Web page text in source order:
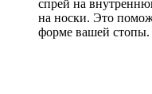
спрей на
на носки. Это
форме вашей стопы.